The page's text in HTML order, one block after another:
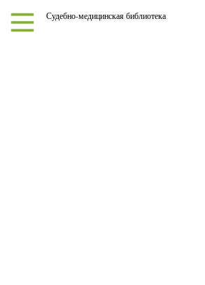
Судебно-медицинская библиотека